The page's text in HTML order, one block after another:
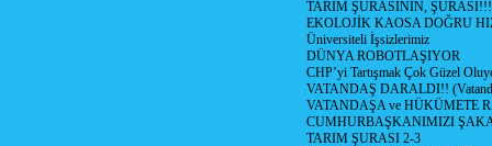
TARIM ŞURASININ, ŞURASI!!!
EKOLOJİK KAOSA DOĞRU
Üniversiteli İşsizlerimiz
DÜNYA ROBOTLAŞIYOR
CHP’yi Tartışmak Çok Güzel
VATANDAŞ DARALDI!!
VATANDAŞA ve HÜKÜMETE
CUMHURBAŞKANIMIZI
TARIM ŞURASI 2-3